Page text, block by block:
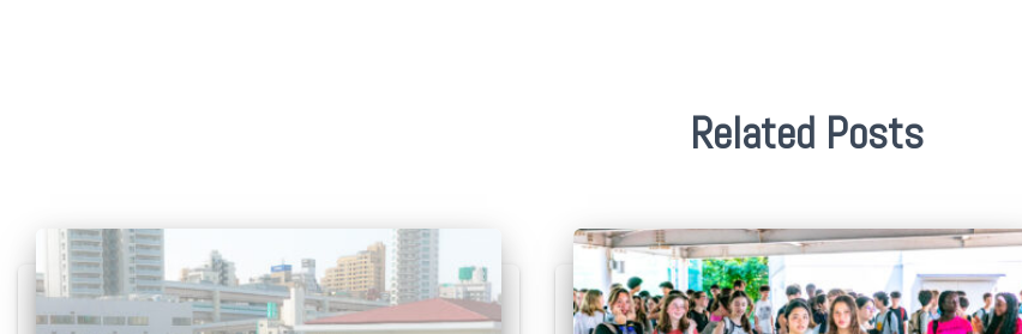
Related Posts